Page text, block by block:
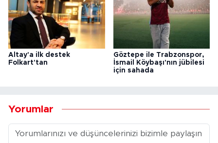
Altay'a ilk destek
Folkart'tan
Göztepe ile Trabzonspor,
İsmail Köybaşı'nın jübilesi
için sahada
Yorumlar